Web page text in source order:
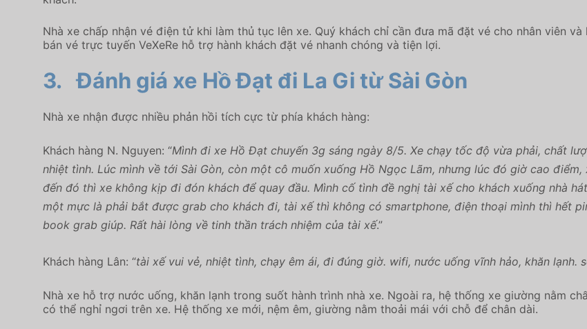
Nhà xe chấp nhận vé điện tử khi làm thủ tục lên xe. Quý khách chỉ cần đưa mã đặt vé cho nhân viên
bán vé trực tuyến VeXeRe hỗ trợ hành khách đặt vé nhanh chóng và tiện lợi.
3.Đánh giá xe Hồ Đạt đi La Gi từ Sài Gòn
Nhà xe nhận được nhiều phản hồi tích cực từ phía khách hàng:
Khách hàng N. Nguyen: “Mình đi xe Hồ Đạt chuyến 3g sáng ngày 8/5. Xe chạy tốc độ vừa phải, chất
nhiệt tình. Lúc mình về tới Sài Gòn, còn một cô muốn xuống Hồ Ngọc Lãm, nhưng lúc đó giờ cao
đến đó thì xe không kịp đi đón khách để quay đầu. Mình cố tình đề nghị tài xế cho khách xuống nhà
một mực là phải bắt được grab cho khách đi, tài xế thì không có smartphone, điện thoại mình thì hết
book grab giúp. Rất hài lòng về tinh thần trách nhiệm của tài xế.”
Khách hàng Lân: “tài xế vui vẻ, nhiệt tình, chạy êm ái, đi đúng giờ. wifi, nước uống vĩnh hảo, khăn lạnh.
Nhà xe hỗ trợ nước uống, khăn lạnh trong suốt hành trình nhà xe. Ngoài ra, hệ thống xe giường nằm
có thể nghỉ ngơi trên xe. Hệ thống xe mới, nệm êm, giường nằm thoải mái với chỗ để chân dài.